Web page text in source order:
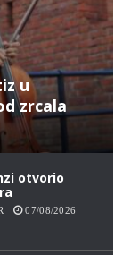
u
zrcala
otvorio
07/08/2026